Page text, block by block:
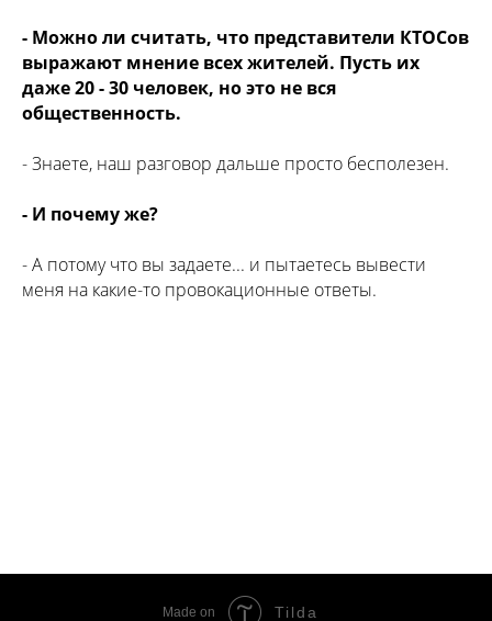
- Можно ли считать, что представители КТОСов
выражают мнение всех жителей. Пусть их
даже 20 - 30 человек, но это не вся
общественность.
- Знаете, наш разговор дальше просто бесполезен.
- И почему же?
- А потому что вы задаете... и пытаетесь вывести
меня на какие-то провокационные ответы.
Made on Tilda